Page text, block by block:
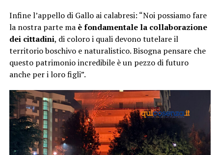
Infine l’appello di Gallo ai calabresi: “Noi possiamo fare
la nostra parte ma è fondamentale la collaborazione
dei cittadini, di coloro i quali devono tutelare il
territorio boschivo e naturalistico. Bisogna pensare che
questo patrimonio incredibile è un pezzo di futuro
anche per i loro figli”.